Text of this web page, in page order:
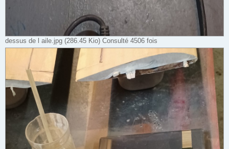
dessus de l aile.jpg (286.45 Kio) Consulté 4506 fois